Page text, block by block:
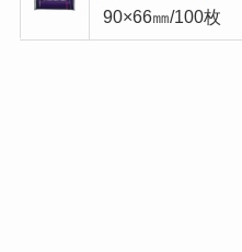
90×66㎜/100枚